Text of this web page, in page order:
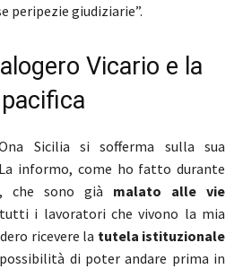
peripezie giudiziarie”.
Vicario e la
Sicilia si sofferma sulla sua
informo, come ho fatto durante
che sono già malato alle vie
i lavoratori che vivono la mia
ricevere la tutela istituzionale
di poter andare prima in